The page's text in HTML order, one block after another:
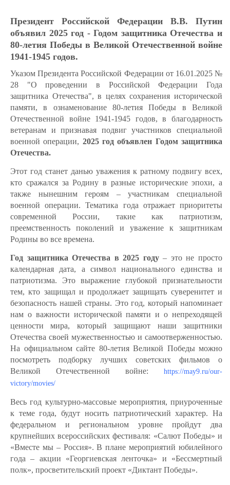
Президент Российской Федерации В.В. Путин
объявил 2025 год - Годом защитника Отечества и
80-летия Победы в Великой Отечественной войне
1941-1945 годов.
Указом Президента Российской Федерации от 16.01.2025 №
28 "О проведении в Российской Федерации Года
защитника Отечества", в целях сохранения исторической
памяти, в ознаменование 80-летия Победы в Великой
Отечественной войне 1941-1945 годов, в благодарность
ветеранам и признавая подвиг участников специальной
военной операции, 2025 год объявлен Годом защитника
Отечества.
Этот год станет данью уважения к ратному подвигу всех,
кто сражался за Родину в разные исторические эпохи, а
также нынешним героям – участникам специальной
военной операции. Тематика года отражает приоритеты
современной России, такие как патриотизм,
преемственность поколений и уважение к защитникам
Родины во все времена.
Год защитника Отечества в 2025 году– это не просто
календарная дата, а символ национального единства и
патриотизма. Это выражение глубокой признательности
тем, кто защищал и продолжает защищать суверенитет и
безопасность нашей страны. Это год, который напоминает
нам о важности исторической памяти и о непреходящей
ценности мира, который защищают наши защитники
Отечества своей мужественностью и самоотверженностью.
На официальном сайте 80-летия Великой Победы можно
посмотреть подборку лучших советских фильмов о
Великой Отечественной войне: https://may9.ru/our-
victory/movies/
Весь год культурно-массовые мероприятия, приуроченные
к теме года, будут носить патриотический характер. На
федеральном и региональном уровне пройдут два
крупнейших всероссийских фестиваля: «Салют Победы» и
«Вместе мы – Россия». В плане мероприятий юбилейного
года – акции «Георгиевская ленточка» и «Бессмертный
полк», просветительский проект «Диктант Победы».